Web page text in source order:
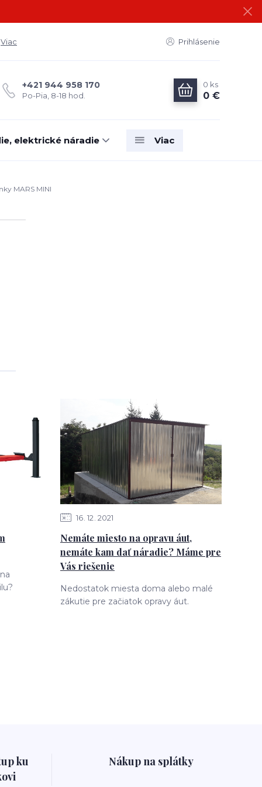
Viac Prihlásenie
+421 944 958 170
Po-Pia, 8-18 hod.
0 ks
0 €
elektrické náradie Viac
MARS MINI
16 12 2021
Nemáte miesto na opravu áut,
nemáte kam dať náradie? Máme pre
Vás riešenie
Nedostatok miesta doma alebo malé
zákutie pre začiatok opravy áut.
ku
Nákup na splátky